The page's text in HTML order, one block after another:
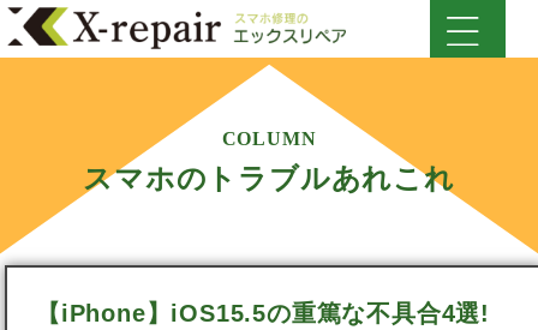
COLUMN
スマホのトラブルあれこれ
【iPhone】iOS15.5の重篤な不具合4選!